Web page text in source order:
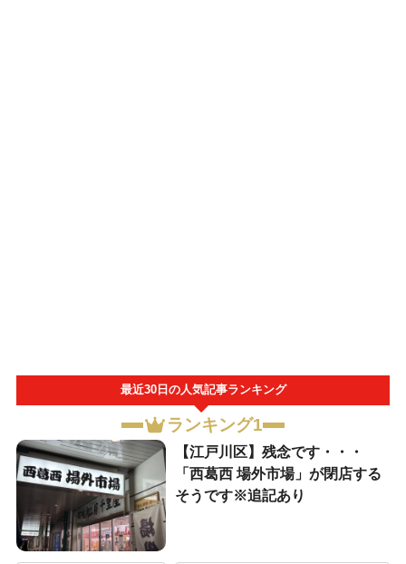
最近30日の人気記事ランキング
ランキング1
【江戸川区】残念です・・・
「西葛西 場外市場」が閉店する
そうです※追記あり